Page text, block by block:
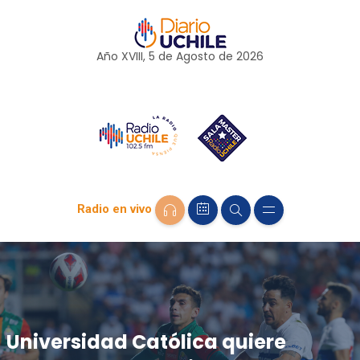
Año XVIII, 5 de Agosto de 2026
Radio en vivo
Universidad Católica quiere